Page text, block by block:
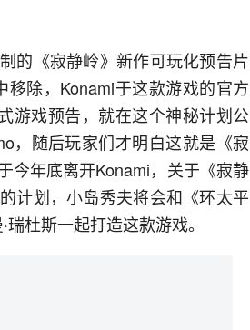
的《寂静岭》新作可玩化预告片
移除，Konami于这款游戏的官方
游戏预告，就在这个神秘计划公
，随后玩家们才明白这就是《寂
今年底离开Konami，关于《寂静
计划，小岛秀夫将会和《环太平
杜斯一起打造这款游戏。